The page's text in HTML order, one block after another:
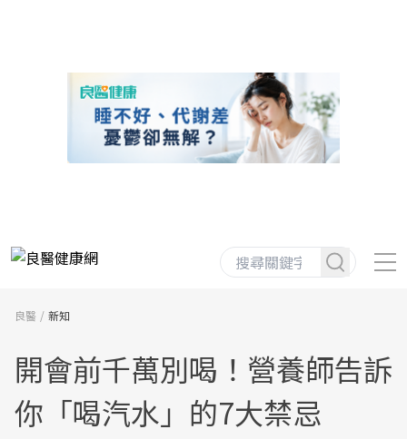
良醫 新知
開會前千萬別喝！營養師告訴
你「喝汽水」的7大禁忌